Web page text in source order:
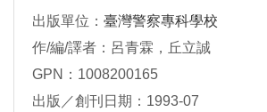
出版單位： 臺灣警察專科學校
作/編/譯者：呂青霖，丘立誠
GPN：1008200165
出版／創刊日期：1993-07